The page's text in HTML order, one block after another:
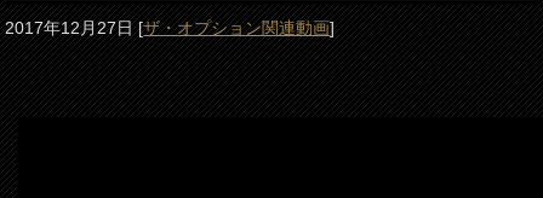
2017年12月27日[ザ・オプション関連動画]